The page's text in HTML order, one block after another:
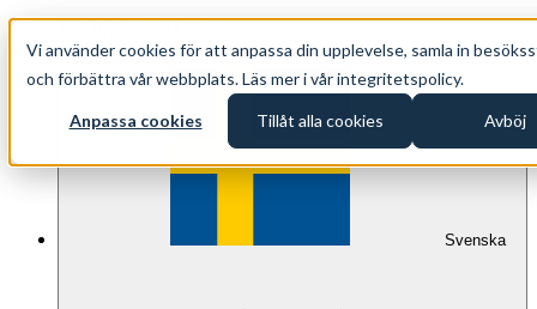
Vi använder cookies för att anpassa din upplevelse, samla in
och förbättra vår webbplats. Läs mer i vår integritetspolicy.
Anpassa cookies Tillåt alla cookies Avböj
info@oppethav.se
Svenska